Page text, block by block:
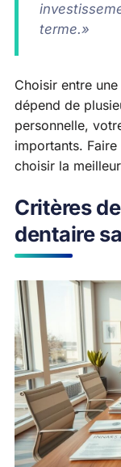
terme.»
Choisir entre
dépend de
personnelle,
importants.
choisir la
Critères
dentaire